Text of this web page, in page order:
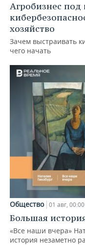
Агробизнес
хозяйство
Зачем выстраивать
чего начать
Общество 01 авг, 00:00
Большая
«Все наши вчера»
история незаметно